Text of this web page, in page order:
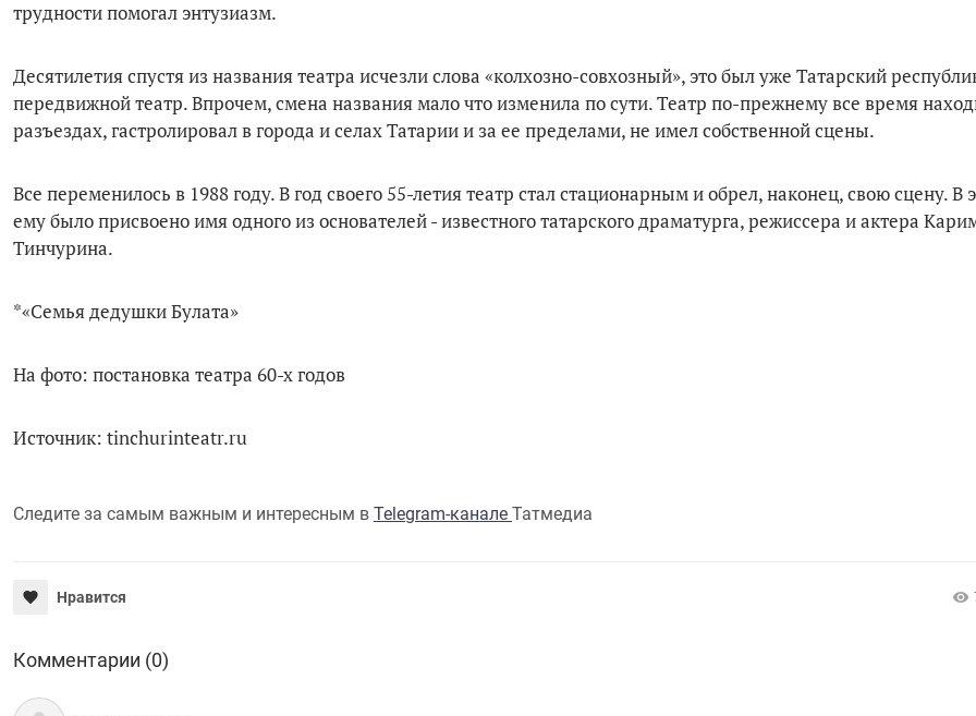
трудности помогал энтузиазм.
Десятилетия спустя из названия театра исчезли слова «колхозно-совхозный», это был уже Татарский
передвижной театр. Впрочем, смена названия мало что изменила по сути. Театр по-прежнему все время
разъездах, гастролировал в города и селах Татарии и за ее пределами, не имел собственной сцены.
Все переменилось в 1988 году. В год своего 55-летия театр стал стационарным и обрел, наконец, свою сцену. В
ему было присвоено имя одного из основателей - известного татарского драматурга, режиссера и актера
Тинчурина.
*«Семья дедушки Булата»
На фото: постановка театра 60-х годов
Источник: tinchurinteatr.ru
Следите за самым важным и интересным в Telegram-канале Татмедиа
Нравится
Комментарии (0)